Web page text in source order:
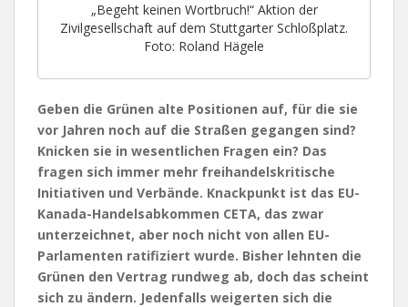
„Begeht keinen Wortbruch!“ Aktion der
Zivilgesellschaft auf dem Stuttgarter Schloßplatz.
Foto: Roland Hägele
Geben die Grünen alte Positionen auf, für die sie
vor Jahren noch auf die Straßen gegangen sind?
Knicken sie in wesentlichen Fragen ein? Das
fragen sich immer mehr freihandelskritische
Initiativen und Verbände. Knackpunkt ist das EU-
Kanada-Handelsabkommen CETA, das zwar
unterzeichnet, aber noch nicht von allen EU-
Parlamenten ratifiziert wurde. Bisher lehnten die
Grünen den Vertrag rundweg ab, doch das scheint
sich zu ändern. Jedenfalls weigerten sich die